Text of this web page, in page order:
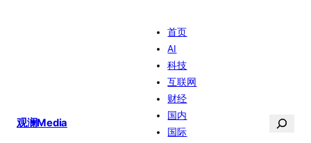
观澜Media
首页
AI
科技
互联网
财经
国内
国际
搜